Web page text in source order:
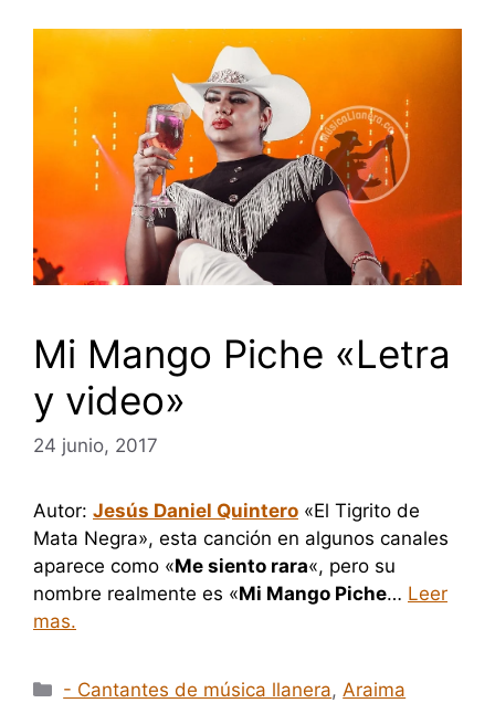
Mi Mango Piche «Letra
y video»
24 junio, 2017
Autor: Jesús Daniel Quintero «El Tigrito de
Mata Negra», esta canción en algunos canales
aparece como «Me siento rara«, pero su
nombre realmente es «Mi Mango Piche… Leer
mas.
Categorías
- Cantantes de música llanera,Araima